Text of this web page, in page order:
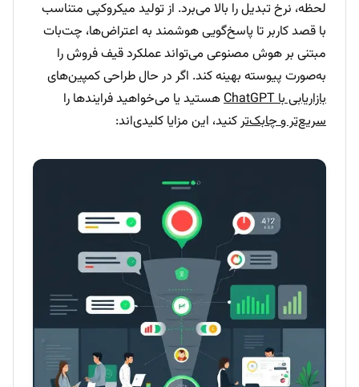
لحظه، نرخ تبدیل را بالا می‌برد. از تولید میکروکپی متناسب
با قصد کاربر تا پاسخ‌گویی هوشمند به اعتراض‌ها، چت‌بات
مبتنی بر هوش مصنوعی می‌تواند عملکرد قیف فروش را
به‌صورت پیوسته بهینه کند. اگر در حال طراحی کمپین‌های
بازاریابی با ChatGPT
هستید یا می‌خواهید فرایندها را
سریع‌تر و چابک‌ترکنید، این مزایا کلیدی‌اند: